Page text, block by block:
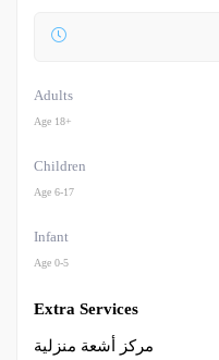
Adults
Age 18+
Children
Age 6-17
Infant
Age 0-5
Extra Services
مركز أشعة منزلية